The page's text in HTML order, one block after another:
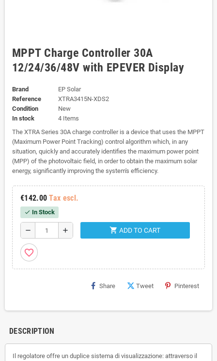
MPPT Charge Controller 30A
12/24/36/48V with EPEVER Display
Brand
EP Solar
Reference
XTRA3415N-XDS2
Condition
New
In stock
4 Items
The XTRA Series 30A charge controller is a device that uses the MPPT
(Maximum Power Point Tracking) control algorithm which, in any
situation, quickly and accurately identifies the maximum power point
(MPP) of the photovoltaic field, in order to obtain the maximum solar
energy, significantly improving the system's efficiency.
€142.00 Tax escl.
check In Stock
remove add shopping_cart ADD TO CART
favorite_border
Share Tweet Pinterest
DESCRIPTION
Il regolatore offre un duplice sistema di visualizzazione: attraverso il